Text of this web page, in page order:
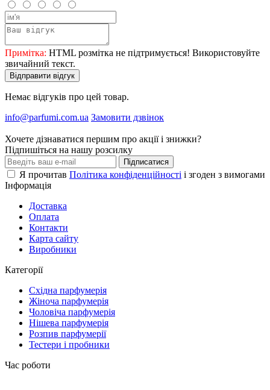
Примітка: HTML розмітка не підтримується! Використовуйте
звичайний текст.
Відправити відгук
Немає відгуків про цей товар.
info@parfumi.com.ua Замовити дзвінок
Хочете дізнаватися першим про акції і знижки?
Підпишіться на нашу розсилку
Підписатися
Я прочитав Політика конфіденційності і згоден з вимогами
Інформація
Доставка
Оплата
Контакти
Карта сайту
Виробники
Категорії
Східна парфумерія
Жіноча парфумерія
Чоловіча парфумерія
Нішева парфумерія
Розпив парфумерії
Тестери і пробники
Час роботи